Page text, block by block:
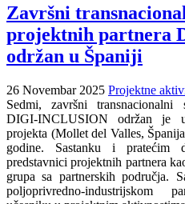
Završni
projektnih partnera
održan u Španiji
26 Novembar 2025 Projektne
Sedmi, završni transnacionalni
DIGI-INCLUSION održan je
projekta (Mollet del Valles,
godine. Sastanku i pratećim
predstavnici projektnih partnera
grupa sa partnerskih područja.
poljoprivredno-industrijskom